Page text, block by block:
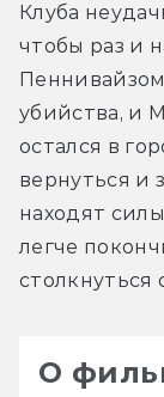
Клуба
чтобы раз и
убийства, и
остался в
вернуться и
находят
легче
столкнуться
О